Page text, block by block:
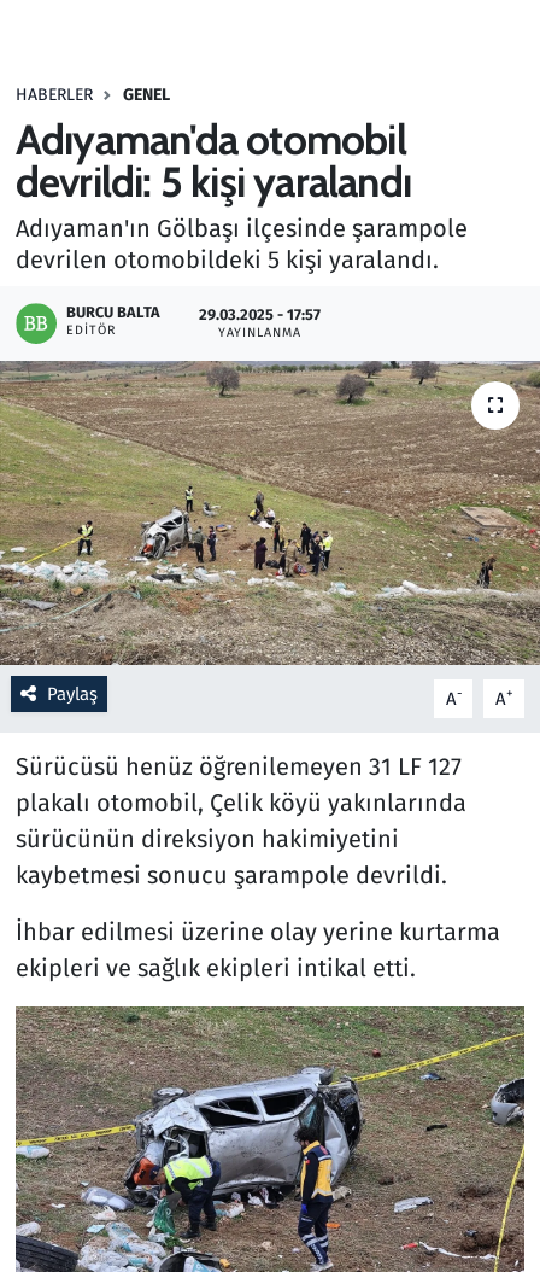
HABERLER GENEL
Adıyaman'da otomobil
devrildi: 5 kişi yaralandı
Adıyaman'ın Gölbaşı ilçesinde şarampole
devrilen otomobildeki 5 kişi yaralandı.
BURCU BALTA
EDITÖR
29.03.2025 - 17:57
YAYINLANMA
Paylaş A- A+
Sürücüsü henüz öğrenilemeyen 31 LF 127
plakalı otomobil, Çelik köyü yakınlarında
sürücünün direksiyon hakimiyetini
kaybetmesi sonucu şarampole devrildi.
İhbar edilmesi üzerine olay yerine kurtarma
ekipleri ve sağlık ekipleri intikal etti.
Haber
Kültür Sanat
Kurumsal Haberler
Otomobil
Oyun
Ramazan
Resmi İlanlar
Rüya Tabirleri
Sağlık
Savunma Sanayi
Seçim 2023
Teknoloji ve Bilim
Televizyon